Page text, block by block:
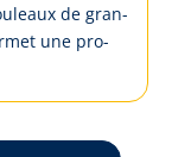
de gran­
u­ne pro­